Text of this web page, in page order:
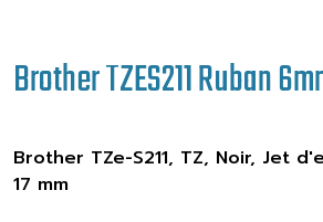
Brother TZES211 Ruban
Brother TZe-S211, TZ, Noir, Jet
17 mm